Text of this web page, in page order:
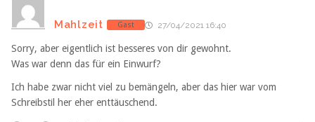
Mahlzeit Gast 27/04/2021 16:40
Sorry, aber eigentlich ist besseres von dir gewohnt.
Was war denn das für ein Einwurf?
Ich habe zwar nicht viel zu bemängeln, aber das hier war vom
Schreibstil her eher enttäuschend.